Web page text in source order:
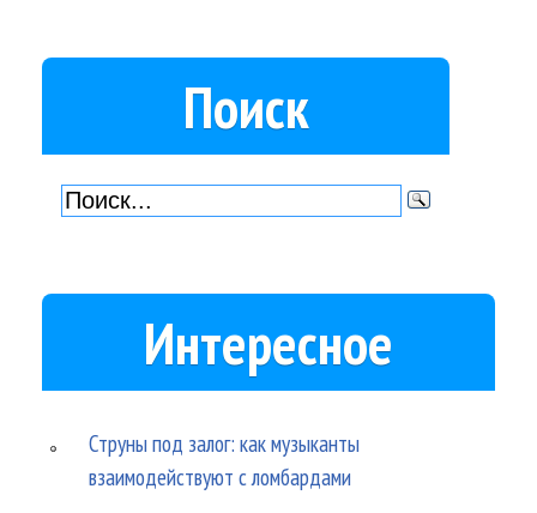
Поиск
Интересное
Струны под залог: как музыканты
взаимодействуют с ломбардами